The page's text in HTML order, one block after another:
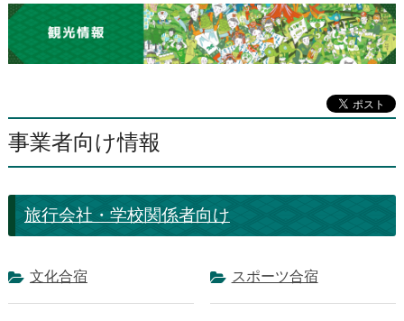
事業者向け情報
旅行会社・学校関係者向け
文化合宿 スポーツ合宿